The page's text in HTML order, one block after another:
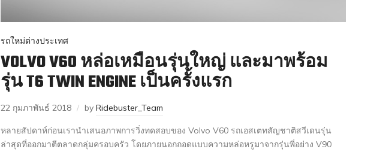
รถใหม่ต่างประเทศ
VOLVO V60 หล่อเหมือนรุ่นใหญ่ และมาพร้อม
รุ่น T6 TWIN ENGINE เป็นครั้งแรก
22 กุมภาพันธ์ 2018 by Ridebuster_Team
หลายสัปดาห์ก่อนเรานำเสนอภาพการวิ่งทดสอบของ Volvo V60 รถเอสเตทสัญชาติสวีเดนรุ่น
ล่าสุดที่ออกมาตีตลาดกลุ่มครอบครัว โดยภายนอกถอดแบบความหล่อหรูมาจากรุ่นพี่อย่าง V90